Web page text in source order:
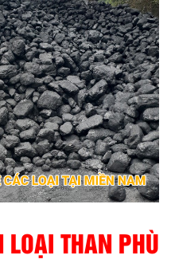
LOẠI THAN PHÙ